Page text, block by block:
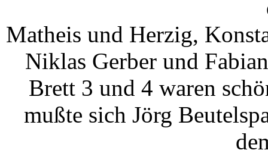
Matheis und Herzig,
Niklas Gerber und
Brett 3 und 4 waren
mußte sich Jörg